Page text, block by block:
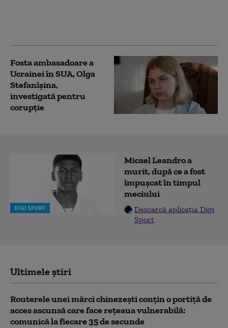
Fosta ambasadoare a
Ucrainei în SUA, Olga
Stefanîşina,
investigată pentru
corupţie
DIGI SPORT
Micael Leandro a
murit, după ce a fost
împușcat în timpul
meciului
Descarcă aplicația Digi
Sport
Ultimele știri
Routerele unei mărci chinezești conțin o portiță de
acces ascunsă care face rețeaua vulnerabilă:
comunică la fiecare 35 de secunde